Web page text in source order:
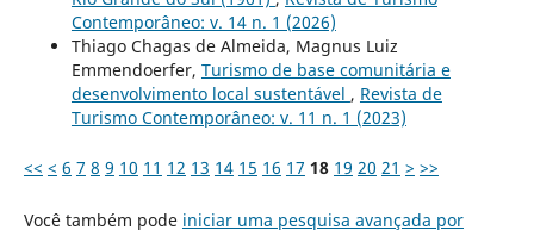
Contemporâneo: v. 14 n. 1 (2026)
Thiago Chagas de Almeida, Magnus Luiz
Emmendoerfer, Turismo de base comunitária e
desenvolvimento local sustentável , Revista de
Turismo Contemporâneo: v. 11 n. 1 (2023)
<< < 6 7 8 9 10 11 12 13 14 15 16 17 18 19 20 21 > >>
Você também pode iniciar uma pesquisa avançada por